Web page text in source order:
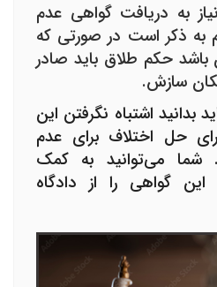
به دریافتگواهی عدم
به ذکر است در صورتی که
حکم طلاق باید صادر
سازش.
بدانید اشتباه نگرفتن این
حل اختلاف برای عدم
می‌توانید به کمک
این گواهی را از دادگاه